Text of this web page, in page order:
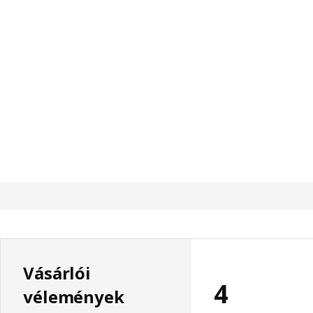
Vásárlói
vélemények
4